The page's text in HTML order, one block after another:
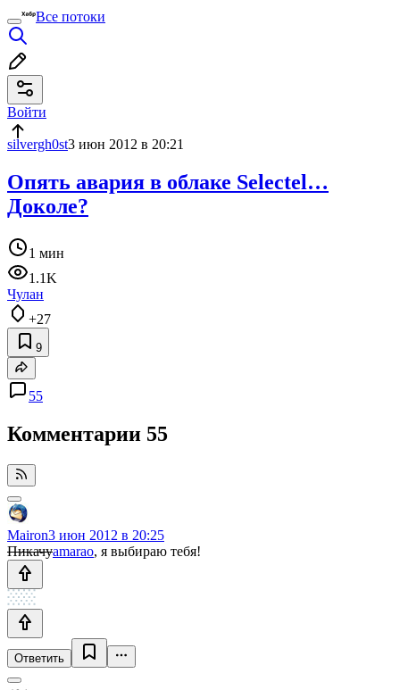
Все потоки
Войти
silvergh0st3 июн 2012 в 20:21
Опять авария в облаке Selectel…
Доколе?
1 мин
1.1K
Чулан
+27
9
55
Комментарии 55
Mairon3 июн 2012 в 20:25
Пикачуamarao, я выбираю тебя!
Ответить